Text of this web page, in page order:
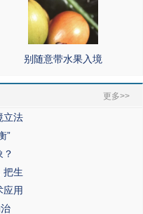
别随意带水果入境
更多>>
立法
”
把生
应用